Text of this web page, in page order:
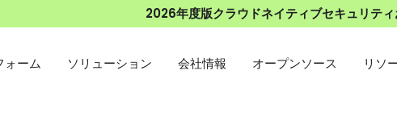
2026年度版クラウドネイティブセキュリテ
ォーム ソリューション 会社情報 オープンソース リソ